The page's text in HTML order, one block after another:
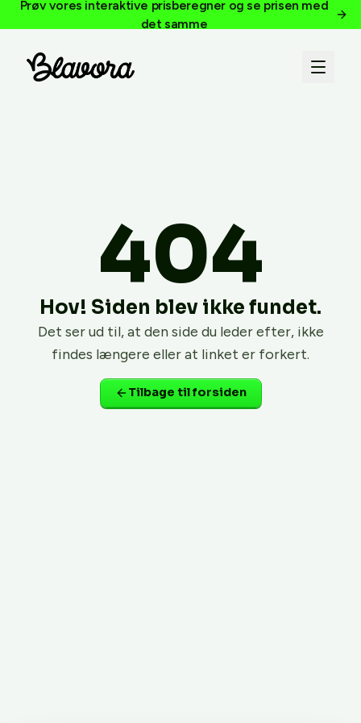
Prøv vores interaktive prisberegner og se prisen med
det samme
404
Hov! Siden blev ikke fundet.
Det ser ud til, at den side du leder efter, ikke
findes længere eller at linket er forkert.
Tilbage til forsiden